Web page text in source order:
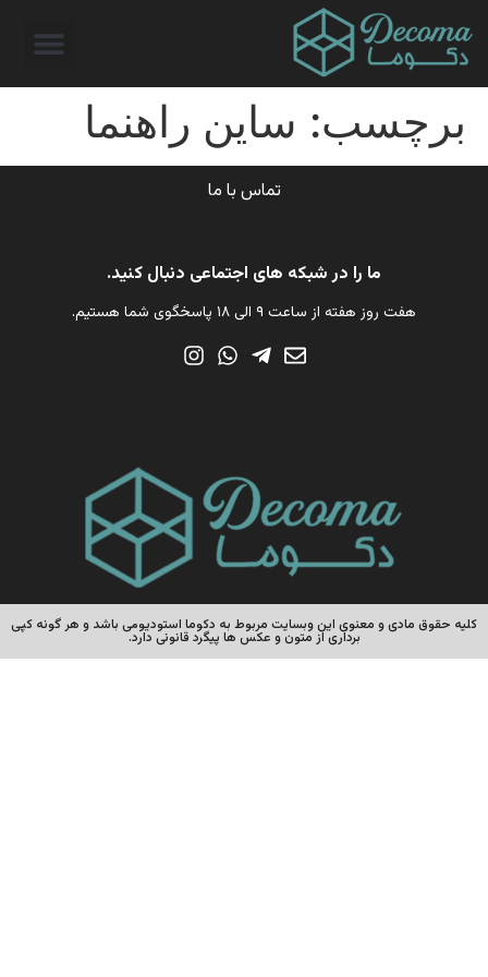
برچسب: ساین راهنما
تماس با ما
ما را در شبکه های اجتماعی دنبال کنید.
هفت روز هفته از ساعت ۹ الی ۱۸ پاسخگوی شما هستیم.
کلیه حقوق مادی و معنوی این وبسایت مربوط به دکوما استودیومی باشد و هر گونه کپی
برداری از متون و عکس ها پیگرد قانونی دارد.